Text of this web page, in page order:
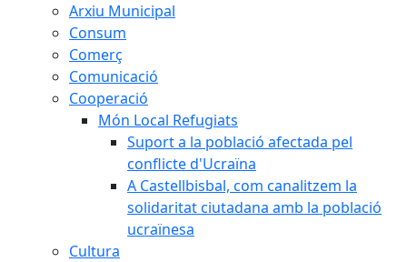
Arxiu Municipal
Consum
Comerç
Comunicació
Cooperació
Món Local Refugiats
Suport a la població afectada pel
conflicte d'Ucraïna
A Castellbisbal, com canalitzem la
solidaritat ciutadana amb la població
ucraïnesa
Cultura